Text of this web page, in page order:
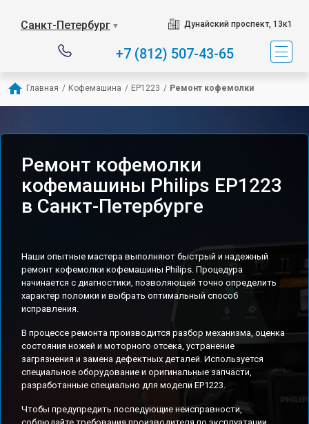
Санкт-Петербург ▼ Дунайский проспект, 13к1
+7 (812) 507-43-65
Главная / Кофемашина / EP1223 / Ремонт кофемолки
Ремонт кофемолки
кофемашины Philips EP1223
в Санкт-Петербурге
Наши опытные мастера выполняют быстрый и надежный
ремонт кофемолки кофемашины Philips. Процедура
начинается с диагностики, позволяющей точно определить
характер поломки и выбрать оптимальный способ
исправления.
В процессе ремонта производится разбор механизма, оценка
состояния ножей и моторного отсека, устранение
загрязнения и замена дефектных деталей. Используется
специальное оборудование и оригинальные запчасти,
разработанные специально для модели EP1223.
Чтобы предупредить последующие неисправности,